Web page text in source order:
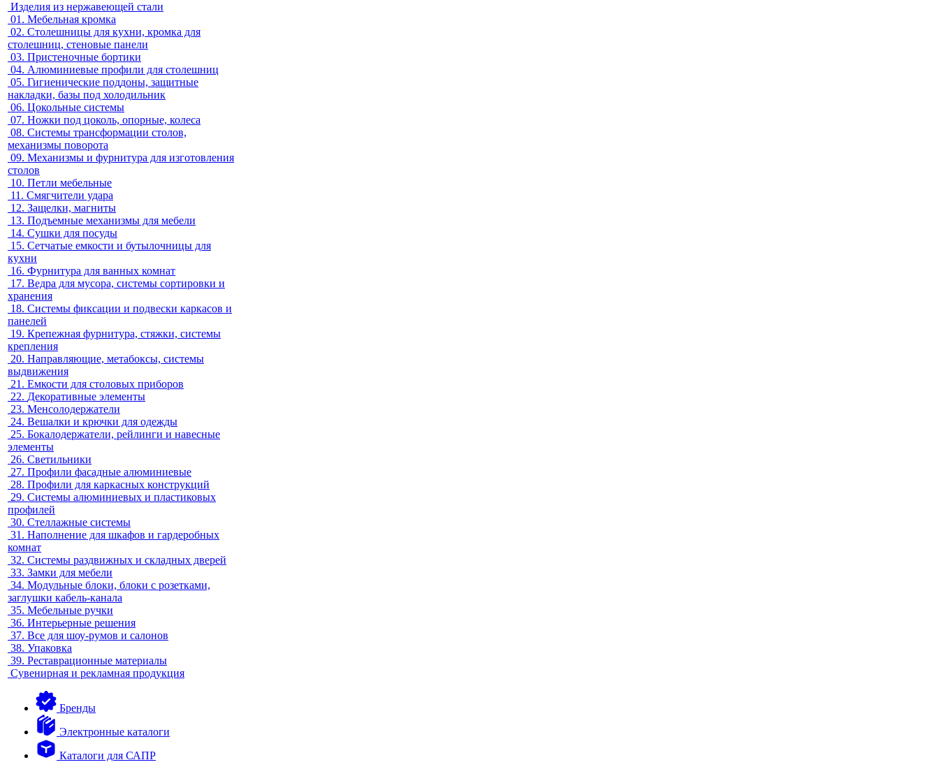
Изделия из нержавеющей стали
01. Мебельная кромка
02. Столешницы для кухни, кромка для
столешниц, стеновые панели
03. Пристеночные бортики
04. Алюминиевые профили для столешниц
05. Гигиенические поддоны, защитные
накладки, базы под холодильник
06. Цокольные системы
07. Ножки под цоколь, опорные, колеса
08. Системы трансформации столов,
механизмы поворота
09. Механизмы и фурнитура для изготовления
столов
10. Петли мебельные
11. Смягчители удара
12. Защелки, магниты
13. Подъемные механизмы для мебели
14. Сушки для посуды
15. Сетчатые емкости и бутылочницы для
кухни
16. Фурнитура для ванных комнат
17. Ведра для мусора, системы сортировки и
хранения
18. Системы фиксации и подвески каркасов и
панелей
19. Крепежная фурнитура, стяжки, системы
крепления
20. Направляющие, метабоксы, системы
выдвижения
21. Емкости для столовых приборов
22. Декоративные элементы
23. Менсолодержатели
24. Вешалки и крючки для одежды
25. Бокалодержатели, рейлинги и навесные
элементы
26. Светильники
27. Профили фасадные алюминиевые
28. Профили для каркасных конструкций
29. Системы алюминиевых и пластиковых
профилей
30. Стеллажные системы
31. Наполнение для шкафов и гардеробных
комнат
32. Системы раздвижных и складных дверей
33. Замки для мебели
34. Модульные блоки, блоки с розетками,
заглушки кабель-канала
35. Мебельные ручки
36. Интерьерные решения
37. Все для шоу-румов и салонов
38. Упаковка
39. Реставрационные материалы
Сувенирная и рекламная продукция
Бренды
Электронные каталоги
Каталоги для САПР